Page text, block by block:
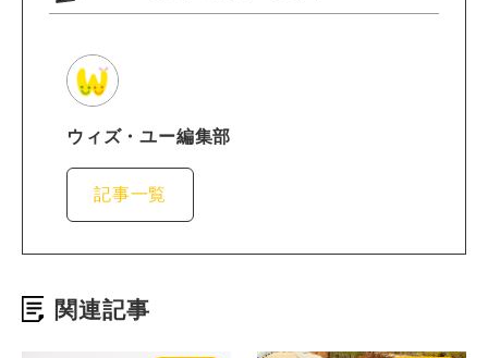
ウィズ・ユー編集部
記事一覧
関連記事